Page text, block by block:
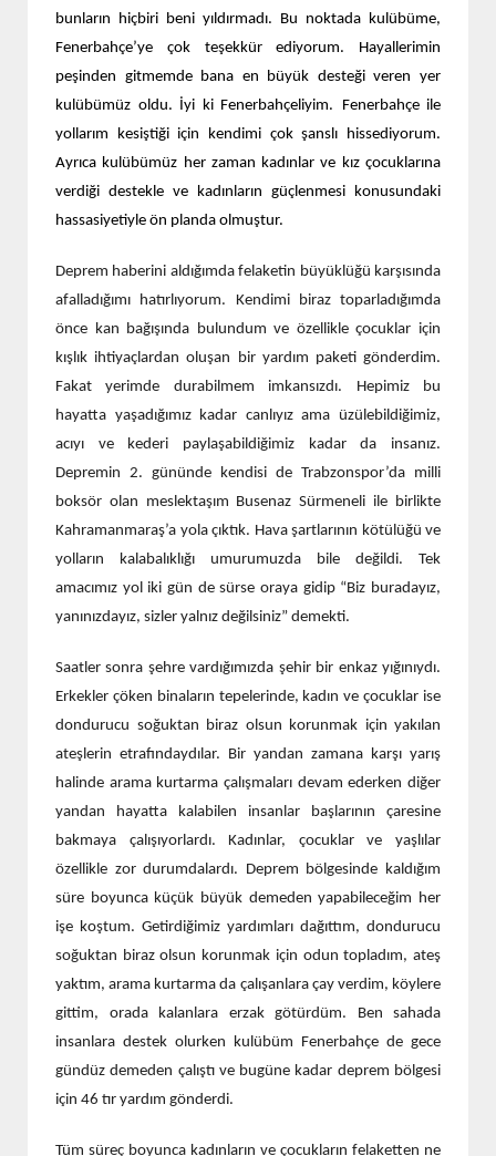
bunların hiçbiri beni yıldırmadı. Bu noktada kulübüme,
Fenerbahçe’ye çok teşekkürediyorum. Hayallerimin
peşinden gitmemdebana en büyük desteği verenyer
kulübümüz ol du. İyi ki Fenerbahçeliyim.
Fenerbahçe ile
yollarım kesiştiği için kendimi çok şanslı hissediyorum.
Ayrıca kulübümüz her zaman kadınlar ve kız çocuklarına
verdiği destekle ve kadınların güçlenmesi konusundaki
hassasiyetiyle ön planda olmuştur.
Deprem haberini aldığımda felaketin büyüklüğü karşısında
afalladığımı hatırlıyorum. Kendimi biraz toparladığımda
önce kan bağışında bulundum ve özellikle çocuklar için
kışlık ihtiyaçlardan oluşan bir yardım paketi gönderdim.
Fakat yerimde durabilmem imkansızdı. Hepimiz bu
hayatta yaşadığımız kadar canlıyız ama üzülebildiğimiz,
acıyı ve kederi paylaşabildiğimiz kadar da insanız.
Depremin 2. gününde kendisi de Trabzonspor’da milli
boksör olan meslektaşım Busenaz Sürmeneli ile birlikte
Kahramanmaraş’a yola çıktık. Hava şartlarının kötülüğü ve
yolların kalabalıklığı umurumuzda bile değildi. Tek
amacımız yol iki gün de sürse oraya gidip “Biz buradayız,
yanınızdayız, sizler yalnız değilsiniz” demekti.
Saatler sonra şehre vardığımızda şehir bir enkaz yığınıydı.
Erkekler çöken binaların tepelerinde, kadın ve çocuklar ise
dondurucu soğuktan biraz olsun korunmak için yakılan
ateşlerin etrafındaydılar. Bir yandan zamana karşı yarış
halinde arama kurtarma çalışmaları devam ederken diğer
yandan hayatta kalabilen insanlar başlarının çaresine
bakmaya çalışıyorlardı. Kadınlar, çocuklar ve yaşlılar
özellikle zor durumdalardı. Deprem bölgesinde kaldığım
süre boyunca küçük büyük demeden yapabileceğim her
işe koştum. Getirdiğimiz yardımları dağıttım, dondurucu
soğuktan biraz olsun korunmak için odun topladım, ateş
yaktım, arama kurtarma da çalışanlara çay verdim, köylere
gittim, orada kalanlara erzak götürdüm. Ben sahada
insanlara destek olurken kulübüm Fenerbahçe de gece
gündüz demeden çalıştı ve bugüne kadar deprem bölgesi
için 46 tır yardım gönderdi.
Tüm süreç boyunca kadınların ve çocukların felaketten ne